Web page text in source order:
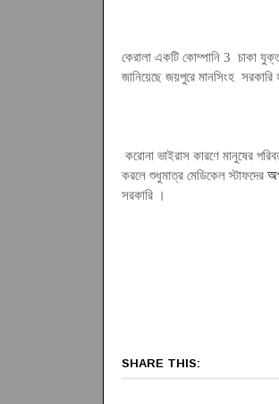
কেরালা একটি কোম্পানি 3 চাকা
জানিয়েছে জয়পুরে মানসিংহ সরকারি
করোনা ভাইরাস কারণে মানুষের
করলে শুধুমাত্র মেডিকেল স্টাফদের
সরকারি ।
SHARE THIS: